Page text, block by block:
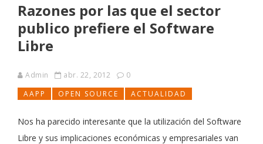
Razones por las que el sector
publico prefiere el Software
Libre
Admin abr. 22, 2012
0
AAPP
OPEN SOURCE ACTUALIDAD
Nos ha parecido interesante que la utilización del Software
Libre y sus implicaciones económicas y empresariales van